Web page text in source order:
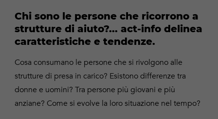
Chi sono le persone che ricorrono a
strutture di aiuto?... act-info delinea
caratteristiche e tendenze.
Cosa consumano le persone che si rivolgono alle
strutture di presa in carico? Esistono differenze tra
donne e uomini? Tra persone più giovani e più
anziane? Come si evolve la loro situazione nel tempo?